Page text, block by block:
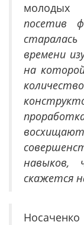
молодых
посетив
времени
на
навыков,
скажется